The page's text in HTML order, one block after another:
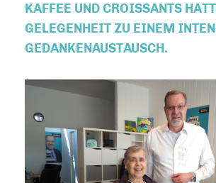
KAFFEE UND CROISSANTS
GELEGENHEIT ZU EINEM
GEDANKENAUSTAUSCH.